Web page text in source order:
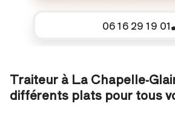
06 16 29 19 01
Traiteur à La Chapelle-
différents plats pour tous